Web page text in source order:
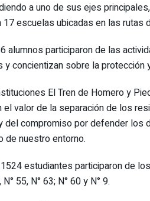
a uno de sus ejes
17 escuelas ubicadas en las rutas
alumnos participaron de las
y concientizan sobre la protección
El Tren de Homero y
el valor de la separación de los
del compromiso por defender los
de nuestro entorno.
1524 estudiantes participaron de
N° 55, N° 63; N° 60 y N° 9.